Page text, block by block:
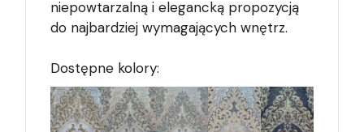
niepowtarzalną i elegancką propozycją
do najbardziej wymagających wnętrz.
Dostępne kolory: